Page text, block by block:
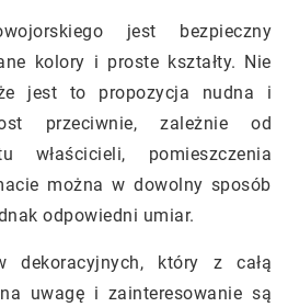
jest bezpieczny
kolory i proste kształty. Nie
jest to propozycja nudna i
przeciwnie, zależnie od
właścicieli, pomieszczenia
można w dowolny sposób
odpowiedni umiar.
dekoracyjnych, który z całą
uwagę i zainteresowanie są